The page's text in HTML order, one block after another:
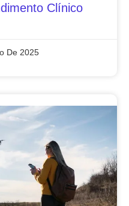
Clínico
De 2025